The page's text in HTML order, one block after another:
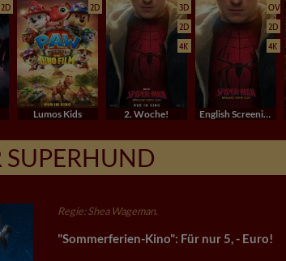
2D 2D
Lumos Kids
3D
2D
4K
2. Woche!
OV
2D
4K
English Screenings (OV/OmU)
SUPERHUND
Regie: Shea Wageman.
"Sommerferien-Kino": Für nur 5, - Euro!